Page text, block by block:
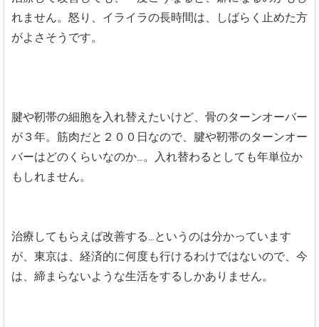
れません。怒り、イライラの長時間は、しばらく止めた方
がよさそうです。
腱や靭帯の細胞を入れ替えたいけど、骨のターンオーバー
が３年。筋肉だと２００日なので、腱や靭帯のターンオー
バーはどのくらいなのか...。入れ替わるとしても年単位か
もしれません。
治療してもらえば改善する...というのは分かっています
が、東京は、経済的に何度も行けるわけではないので、今
は、締まらないような生活をするしかありません。